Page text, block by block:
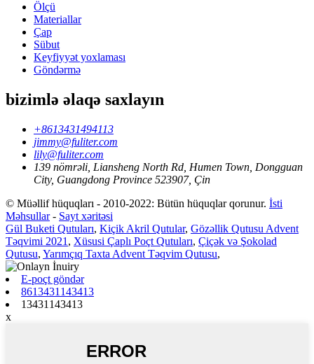
Ölçü
Materiallar
Çap
Sübut
Keyfiyyət yoxlaması
Göndərmə
bizimlə əlaqə saxlayın
+8613431494113
jimmy@fuliter.com
lily@fuliter.com
139 nömrəli, Liansheng North Rd, Humen Town, Dongguan
City, Guangdong Province 523907, Çin
© Müəllif hüquqları - 2010-2022: Bütün hüquqlar qorunur. İsti
Məhsullar- Sayt xəritəsi
Gül Buketi Qutuları, Kiçik Akril Qutular, Gözəllik Qutusu Advent
Təqvimi 2021 , Xüsusi Çaplı Poçt Qutuları, Çiçək və Şokolad
Qutusu, Yarımçıq Taxta Advent Təqvim Qutusu,
E-poçt göndər
8613431143413
13431143413
x